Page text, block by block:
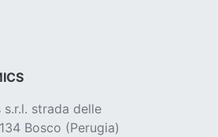
strada delle
Bosco (Perugia)